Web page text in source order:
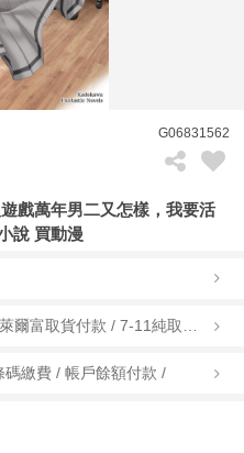
G06831562
戲萬年男二又怎樣，我要活
說 買動漫
繳費 / 帳戶餘額付款 /